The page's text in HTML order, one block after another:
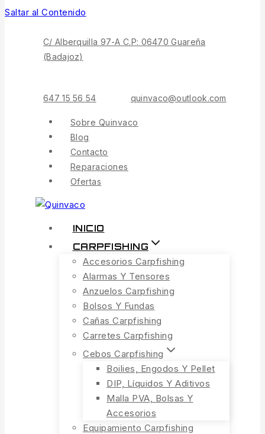
Saltar al Contenido
C/ Alberquilla 97-A C.P: 06470 Guareña
(Badajoz)
647 15 56 54 quinvaco@outlook.com
Sobre Quinvaco
Blog
Contacto
Reparaciones
Ofertas
INICIO
CARPFISHING
Accesorios Carpfishing
Alarmas Y Tensores
Anzuelos Carpfishing
Bolsos Y Fundas
Cañas Carpfishing
Carretes Carpfishing
Cebos Carpfishing
Boilies, Engodos Y Pellet
DIP, Líquidos Y Aditivos
Malla PVA, Bolsas Y
Accesorios
Equipamiento Carpfishing